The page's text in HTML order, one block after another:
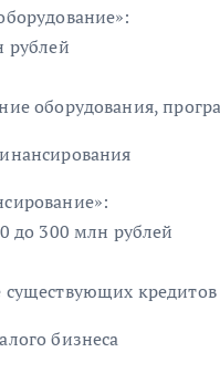
рублей
оборудования,
до 300 млн рублей
бизнеса